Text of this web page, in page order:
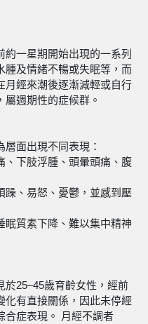
一星期開始出現的一系列
腫及情緒不暢或失眠等，而
月經來潮後逐漸減輕或自行
週期性的症候群。
面出現不同表現：
、下肢浮腫、頭暈頭痛、腹
躁、易怒、憂鬱，並感到壓
眠質素下降、難以集中精神
於25–45歲育齡女性，經前
化有直接關係，因此未停經
合症表現。 月經不調者